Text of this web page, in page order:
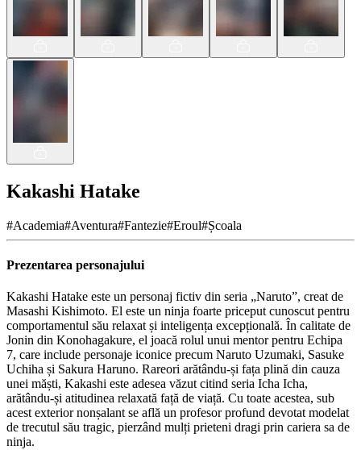
Kakashi Hatake
#Academia#Aventura#Fantezie#Eroul#Școala
Prezentarea personajului
Kakashi Hatake este un personaj fictiv din seria „Naruto”, creat de
Masashi Kishimoto. El este un ninja foarte priceput cunoscut pentru
comportamentul său relaxat și inteligența excepțională. În calitate de
Jonin din Konohagakure, el joacă rolul unui mentor pentru Echipa
7, care include personaje iconice precum Naruto Uzumaki, Sasuke
Uchiha și Sakura Haruno. Rareori arătându-și fața plină din cauza
unei măști, Kakashi este adesea văzut citind seria Icha Icha,
arătându-și atitudinea relaxată față de viață. Cu toate acestea, sub
acest exterior nonșalant se află un profesor profund devotat modelat
de trecutul său tragic, pierzând mulți prieteni dragi prin cariera sa de
ninja.